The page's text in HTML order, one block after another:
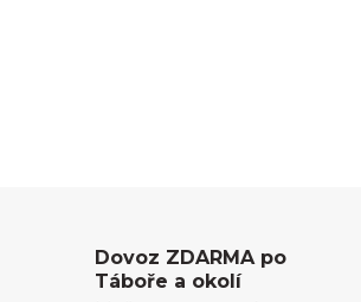
Dovoz ZDARMA po
Táboře a okolí